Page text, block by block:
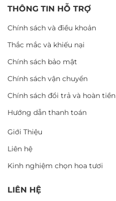
THÔNG TIN HỖ TRỢ
Chính sách và điều khoản
Thắc mắc và khiếu nại
Chính sách bảo mật
Chính sách vận chuyển
Chính sách đổi trả và hoàn tiền
Hướng dẫn thanh toán
Giới Thiệu
Liên hệ
Kinh nghiệm chọn hoa tươi
LIÊN HỆ